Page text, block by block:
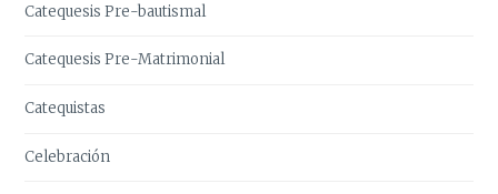
Catequesis Pre-bautismal
Catequesis Pre-Matrimonial
Catequistas
Celebración